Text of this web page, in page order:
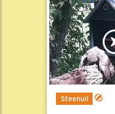
Steenuil